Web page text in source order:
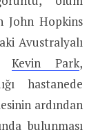
John Hopkins
Avustralyalı
Kevin Park,
hastanede
ardından
bulunması